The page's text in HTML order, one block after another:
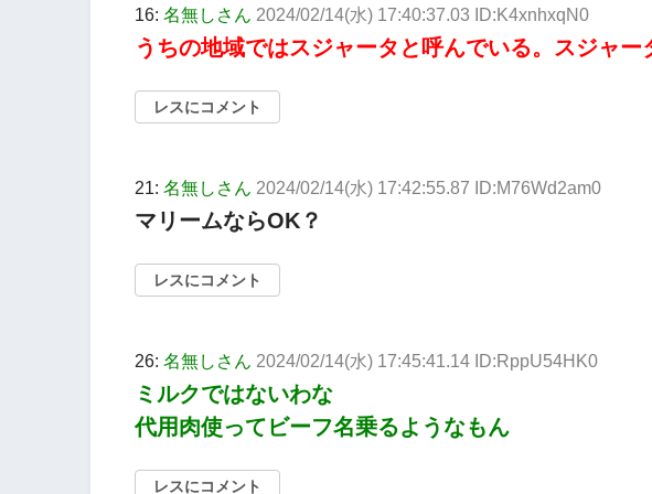
16: 名無しさん 2024/02/14(水) 17:40:37.03 ID:K4xnhxqN0
うちの地域ではスジャータと呼んでいる。スジャー
レスにコメント
21: 名無しさん 2024/02/14(水) 17:42:55.87 ID:M76Wd2am0
マリームならOK？
レスにコメント
26: 名無しさん 2024/02/14(水) 17:45:41.14 ID:RppU54HK0
ミルクではないわな
代用肉使ってビーフ名乗るようなもん
レスにコメント